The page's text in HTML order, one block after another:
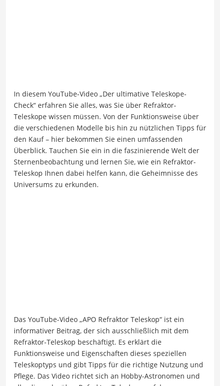
In diesem YouTube-Video „Der ultimative Teleskope-
Check“ erfahren Sie alles, was Sie über Refraktor-
Teleskope wissen müssen. Von der Funktionsweise über
die verschiedenen Modelle bis hin zu nützlichen Tipps für
den Kauf – hier bekommen Sie einen umfassenden
Überblick. Tauchen Sie ein in die faszinierende Welt der
Sternenbeobachtung und lernen Sie, wie ein Refraktor-
Teleskop Ihnen dabei helfen kann, die Geheimnisse des
Universums zu erkunden.
Das YouTube-Video „APO Refraktor Teleskop“ ist ein
informativer Beitrag, der sich ausschließlich mit dem
Refraktor-Teleskop beschäftigt. Es erklärt die
Funktionsweise und Eigenschaften dieses speziellen
Teleskoptyps und gibt Tipps für die richtige Nutzung und
Pflege. Das Video richtet sich an Hobby-Astronomen und